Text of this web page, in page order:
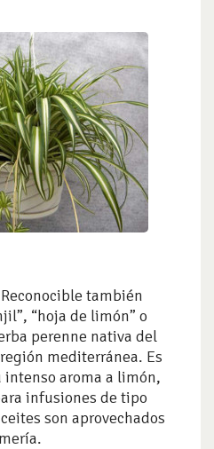
Reconocible también
“hoja de limón” o
perenne nativa del
mediterránea. Es
intenso aroma a limón,
infusiones de tipo
son aprovechados